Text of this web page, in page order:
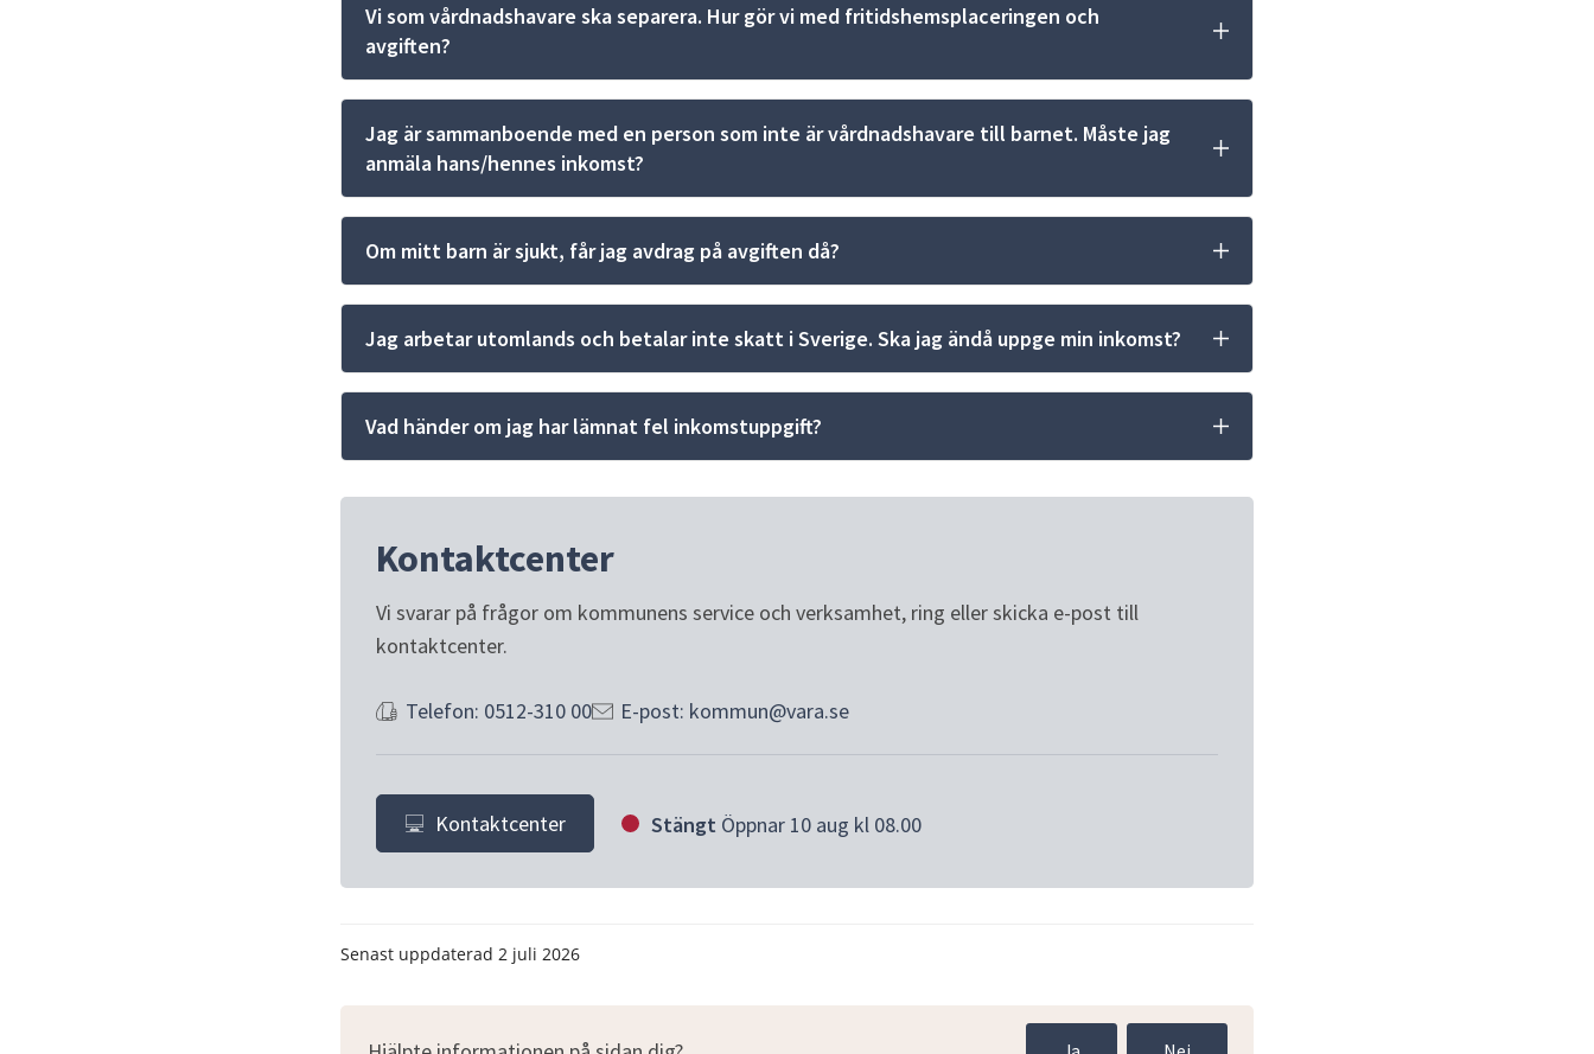
Vi som vårdnadshavare ska separera. Hur gör vi med fritidshemsplaceringen och
avgiften?
Jag är sammanboende med en person som inte är vårdnadshavare till barnet. Måste jag
anmäla hans/hennes inkomst?
Om mitt barn är sjukt, får jag avdrag på avgiften då?
Jag arbetar utomlands och betalar inte skatt i Sverige. Ska jag ändå uppge min inkomst?
Vad händer om jag har lämnat fel inkomstuppgift?
Kontaktcenter
Vi svarar på frågor om kommunens service och verksamhet, ring eller skicka e-post till
kontaktcenter.
Telefon: 0512-310 00 E-post: kommun@vara.se
Kontaktcenter Stängt Öppnar 10 aug kl 08.00
Senast uppdaterad 2 juli 2026